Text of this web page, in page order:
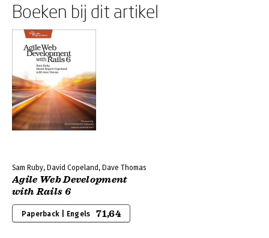
Boeken bij dit artikel
Sam Ruby, David Copeland, Dave Thomas
Agile Web Development
with Rails 6
Paperback | Engels 71,64